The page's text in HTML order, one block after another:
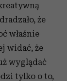
że
właśnie
widać, że
wyglądać
tylko o to,